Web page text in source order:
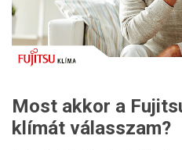
Most akkor a
klímát válasszam?